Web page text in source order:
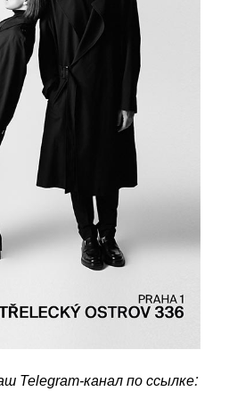
Telegram-канал по ссылке: